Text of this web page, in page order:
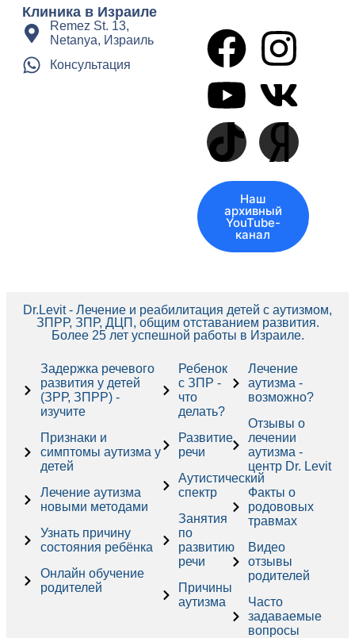
Клиника в Израиле
Remez St. 13,
Netanya, Израиль
Консультация
Наш
архивный
YouTube-
канал
Dr.Levit - Лечение и реабилитация детей с аутизмом,
ЗПРР, ЗПР, ДЦП, общим отставанием развития.
Более 25 лет успешной работы в Израиле.
Задержка речевого
развития у детей
(ЗРР, ЗПРР) -
изучите
Признаки и
симптомы аутизма у
детей
Лечение аутизма
новыми методами
Узнать причину
состояния ребёнка
Онлайн обучение
родителей
Ребенок
с ЗПР -
что
делать?
Развитие
речи
Аутистический
спектр
Занятия
по
развитию
речи
Причины
аутизма
Лечение
аутизма -
возможно?
Отзывы о
лечении
аутизма -
центр Dr. Levit
Факты о
родововых
травмах
Видео
отзывы
родителей
Часто
задаваемые
вопросы